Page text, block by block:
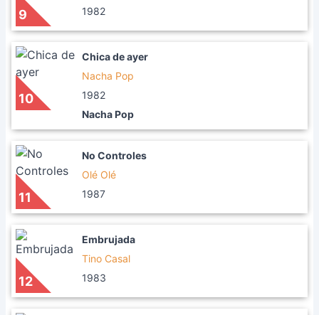
9
1982
10
Chica de ayer
Nacha Pop
1982
Nacha Pop
11
No Controles
Olé Olé
1987
12
Embrujada
Tino Casal
1983